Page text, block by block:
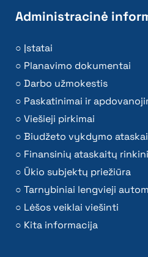
Administracinė
Įstatai
Planavimo dokumentai
Darbo užmokestis
Paskatinimai ir
Viešieji pirkimai
Biudžeto vykdymo
Finansinių ataskaitų
Ūkio subjektų priežiūra
Tarnybiniai lengvieji
Lėšos veiklai viešinti
Kita informacija